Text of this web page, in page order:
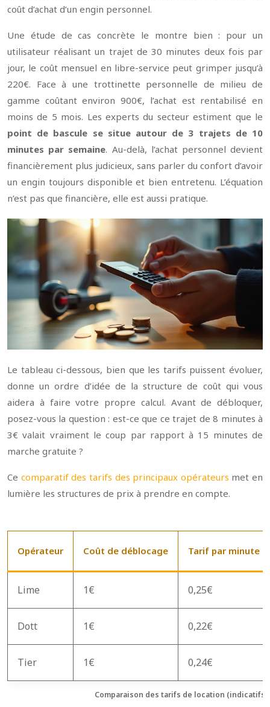
coût d’achat d’un engin personnel.
Une étude de cas concrète le montre bien : pour un
utilisateur réalisant un trajet de 30 minutes deux fois par
jour, le coût mensuel en libre-service peut grimper jusqu’à
220€. Face à une trottinette personnelle de milieu de
gamme coûtant environ 900€, l’achat est rentabilisé en
moins de 5 mois. Les experts du secteur estiment que le
point de bascule se situe autour de 3 trajets de 10
minutes par semaine. Au-delà, l’achat personnel devient
financièrement plus judicieux, sans parler du confort d’avoir
un engin toujours disponible et bien entretenu. L’équation
n’est pas que financière, elle est aussi pratique.
Le tableau ci-dessous, bien que les tarifs puissent évoluer,
donne un ordre d’idée de la structure de coût qui vous
aidera à faire votre propre calcul. Avant de débloquer,
posez-vous la question : est-ce que ce trajet de 8 minutes à
3€ valait vraiment le coup par rapport à 15 minutes de
marche gratuite ?
Ce comparatif des tarifs des principaux opérateurs met en
lumière les structures de prix à prendre en compte.
Comparaison des tarifs de location (indicatifs)
Opérateur Coût de déblocage Tarif par minute
Lime 1€ 0,25€
Dott 1€ 0,22€
Tier 1€ 0,24€